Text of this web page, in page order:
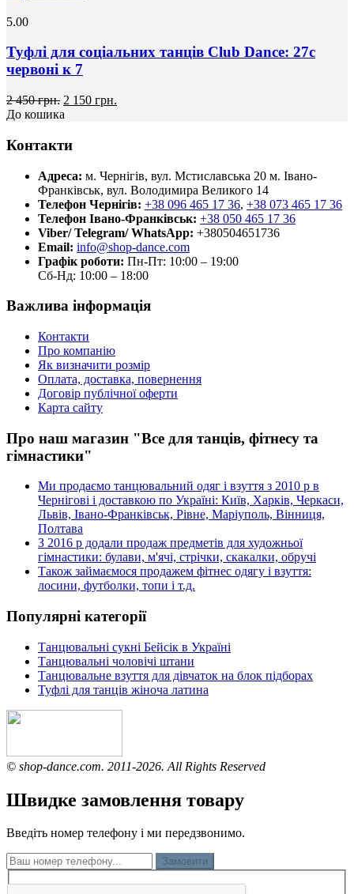
5.00
Туфлі для соціальних танців Club Dance: 27с
червоні к 7
2 450 грн. 2 150 грн.
До кошика
Контакти
Адреса: м. Чернігів, вул. Мстиславська 20 м. Івано-
Франківськ, вул. Володимира Великого 14
Телефон Чернігів: +38 096 465 17 36, +38 073 465 17 36
Телефон Івано-Франківськ: +38 050 465 17 36
Viber/ Telegram/ WhatsApp: +380504651736
Email: info@shop-dance.com
Графік роботи: Пн-Пт: 10:00 – 19:00
Сб-Нд: 10:00 – 18:00
Важлива інформація
Контакти
Про компанію
Як визначити розмір
Оплата, доставка, повернення
Договір публічної оферти
Карта сайту
Про наш магазин "Все для танців, фітнесу та
гімнастики"
Ми продаємо танцювальний одяг і взуття з 2010 р в
Чернігові і доставкою по Україні: Київ, Харків, Черкаси,
Львів, Івано-Франківськ, Рівне, Маріуполь, Вінниця,
Полтава
З 2016 р додали продаж предметів для художньої
гімнастики: булави, м'ячі, стрічки, скакалки, обручі
Також займаємося продажем фітнес одягу і взуття:
лосини, футболки, топи і т.д.
Популярні категорії
Танцювальні сукні Бейсік в Україні
Танцювальні чоловічі штани
Танцювальне взуття для дівчаток на блок підборах
Туфлі для танців жіноча латина
© shop-dance.com. 2011-2026. All Rights Reserved
Швидке замовлення товару
Введіть номер телефону і ми передзвонимо.
Замовити